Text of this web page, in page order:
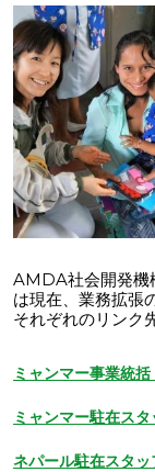
AMDA社会開発
は現在、業務拡張
それぞれのリンク
ミャンマー事業統括
ミャンマー駐在スタ
ネパール駐在スタッ